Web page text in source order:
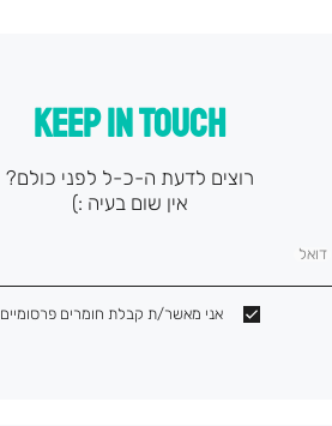
KEEP IN TOUCH
רוצים לדעת ה-כ-ל לפני כולם?
אין שום בעיה :)
דואל
אני מאשר/ת קבלת חומרים פרסומיים